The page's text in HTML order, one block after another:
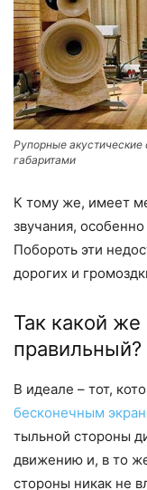
Рупорные
габаритами
К тому же, имеет
звучания,
Побороть эти
дорогих и
Так какой
правильный?
В идеале – тот,
бесконечным
тыльной стороны
движению и, в то
стороны никак не